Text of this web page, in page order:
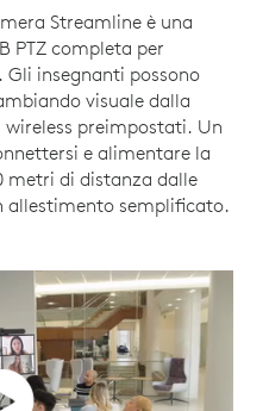
Streamline è una
PTZ completa per
Gli insegnanti possono
visuale dalla
preimpostati. Un
e alimentare la
metri di distanza dalle
allestimento semplificato.